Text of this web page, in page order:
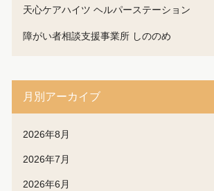
天心ケアハイツ ヘルパーステーション
障がい者相談支援事業所 しののめ
月別アーカイブ
2026年8月
2026年7月
2026年6月